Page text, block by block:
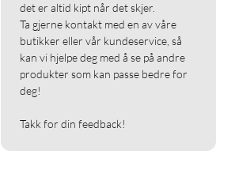
det er altid kipt når det skjer.
Ta gjerne kontakt med en av våre
butikker eller vår kundeservice, så
kan vi hjelpe deg med å se på andre
produkter som kan passe bedre for
deg!
Takk for din feedback!